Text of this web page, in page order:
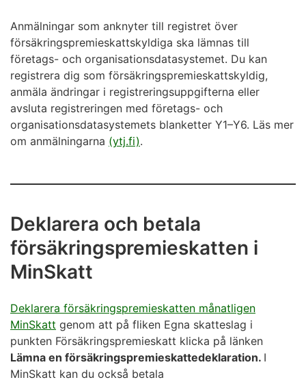
Anmälningar som anknyter till registret över
försäkringspremieskattskyldiga ska lämnas till
företags- och organisationsdatasystemet. Du kan
registrera dig som försäkringspremieskattskyldig,
anmäla ändringar i registreringsuppgifterna eller
avsluta registreringen med företags- och
organisationsdatasystemets blanketter Y1–Y6. Läs mer
om anmälningarna (ytj.fi).
Deklarera och betala
försäkringspremieskatten i
MinSkatt
Deklarera försäkringspremieskatten månatligen
MinSkatt genom att på fliken Egna skatteslag i
punkten Försäkringspremieskatt klicka på länken
Lämna en försäkringspremieskattedeklaration. I
MinSkatt kan du också betala